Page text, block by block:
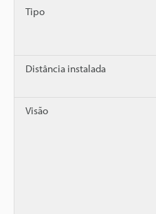
Tipo
Distância instalada
Visão